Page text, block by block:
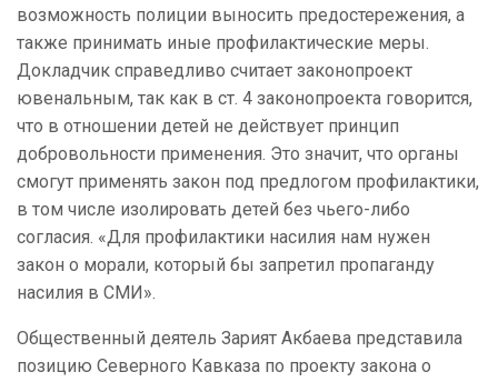
возможность полиции выносить предостережения, а
также принимать иные профилактические меры.
Докладчик справедливо считает законопроект
ювенальным, так как в ст. 4 законопроекта говорится,
что в отношении детей не действует принцип
добровольности применения. Это значит, что органы
смогут применять закон под предлогом профилактики,
в том числе изолировать детей без чьего-либо
согласия. «Для профилактики насилия нам нужен
закон о морали, который бы запретил пропаганду
насилия в СМИ».
Общественный деятель Зарият Акбаева представила
позицию Северного Кавказа по проекту закона о